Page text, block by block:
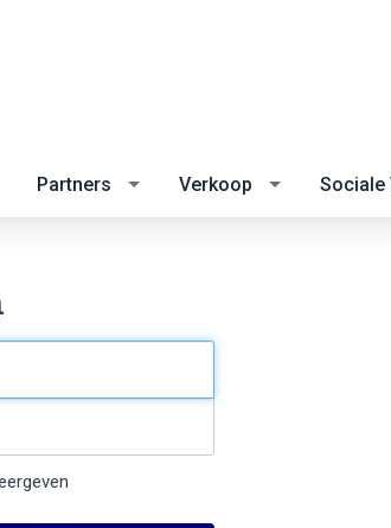
Partners Verkoop Sociale